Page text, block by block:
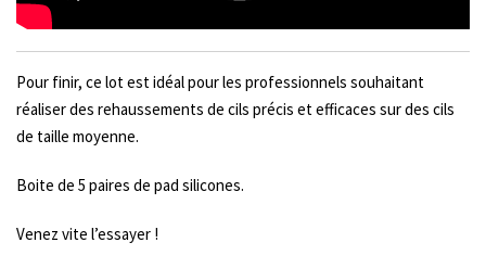
Pour finir, ce lot est idéal pour les professionnels souhaitant
réaliser des rehaussements de cils précis et efficaces sur des cils
de taille moyenne.
Boite de 5 paires de pad silicones.
Venez vite l’essayer !